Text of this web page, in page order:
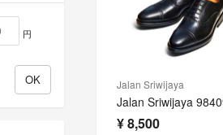
Jalan Sriwijaya
¥8,500
円